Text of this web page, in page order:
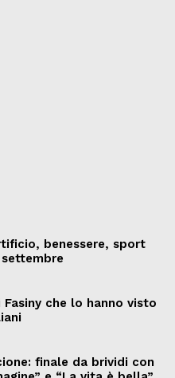
benessere, sport
che lo hanno visto
finale da brividi con